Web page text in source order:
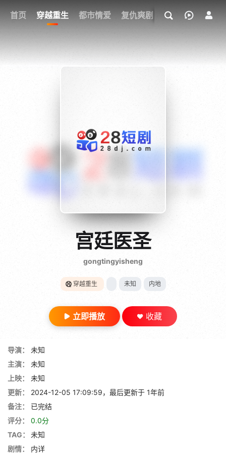
首页 穿越重生 都市情爱 复仇爽剧 玄幻武侠 奇幻
我的观影记录
{if condition="$obj.vod_points
28短剧宫廷医圣
gongtingyisheng
穿越重生 未知 内地
立即播放 收藏
导演：
未知
主演：
未知
上映：
未知
更新：
2024-12-05 17:09:59，最后更新于 1年前
备注：
已完结
评分：
0.0分
TAG：
未知
剧情：
内详